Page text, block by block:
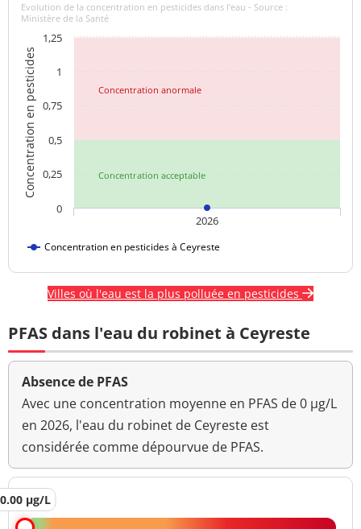
Concentration acceptable
Concentration anormale
Concentration en pesticides
Evolution de la concentration en pesticides dans l'eau - Source :
Ministère de la Santé
Concentration en pesticides à Ceyreste
2026
0
0,25
0,5
0,75
1
1,25
Villes où l'eau est la plus polluée en pesticides
PFAS dans l'eau du robinet à Ceyreste
Absence de PFAS
Avec une concentration moyenne en PFAS de 0 µg/L
en 2026, l'eau du robinet de Ceyreste est
considérée comme dépourvue de PFAS.
0.00 µg/L